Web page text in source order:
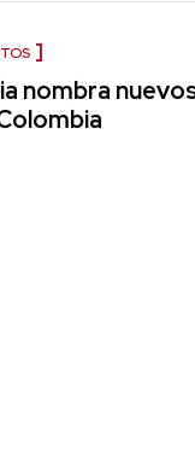
nombra